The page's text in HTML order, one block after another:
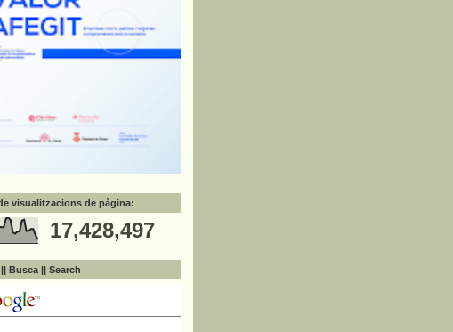
visualitzacions de pàgina:
17,428,497
Busca || Search